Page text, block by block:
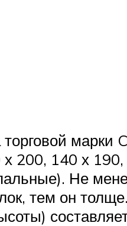
марки
200, 140 х
Не
тем он